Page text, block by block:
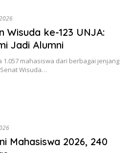
Wisuda ke-123 UNJA:
Jadi Alumni
1.057 mahasiswa dari berbagai jenjang
Wisuda…
Mahasiswa 2026, 240